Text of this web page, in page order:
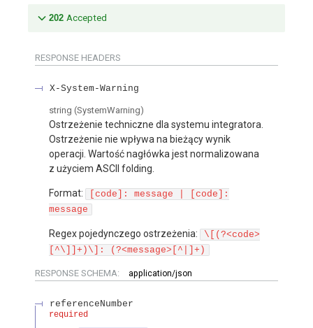
202 Accepted
RESPONSE HEADERS
X-System-Warning
string (SystemWarning)
Ostrzeżenie techniczne dla systemu integratora.
Ostrzeżenie nie wpływa na bieżący wynik
operacji. Wartość nagłówka jest normalizowana
z użyciem ASCII folding.
Format:
[code]: message | [code]:
message
Regex pojedynczego ostrzeżenia:
\[(?<code>
[^\]]+)\]: (?<message>[^|]+)
RESPONSE SCHEMA: application/json
referenceNumber
required